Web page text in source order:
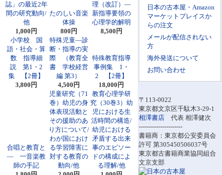
日本の古本屋・Amazon
マーケットプレイスか
らの注文
メールが配信されない
方
海外発送について
お問い合わせ
〒113-0022
東京都文京区千駄木3-29-1
相澤書店 代表 相澤健次
----------------------
書籍商：東京都公安委員会
許可 第305450506037号
東京都古書籍商業協同組合
文京支部
誌」の最近2年
間の研究動向/
他
1,000円
たのしい音楽
体操
800円
理（改訂）―
新指導要領の
心理学的解明
8,500円
小学校 国
語・社会・算
数 指導細
説 第1・2
集 【2冊】
3,800円
特殊児童―診
断・指導の実
際 （教育全
書 学校経営
編 第3）
4,500円
特殊教育指導
事例集 1・
2 【2冊】
18,000円
合唱と教育と
― 一音楽教
師の手記
児童研究（71
巻）幼児の身
体表現活動と
その援助のあ
り方について/
わが国におけ
る学習障害に
対する教育の
動向/他
教育心理学研
究（30巻3）幼
児における生
活時間の構造/
幼児における
矛盾する出来
事のエピソー
ドの構成によ
る理解/他